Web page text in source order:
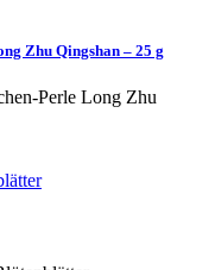
Zhu Qingshan – 25 g
Perle Long Zhu